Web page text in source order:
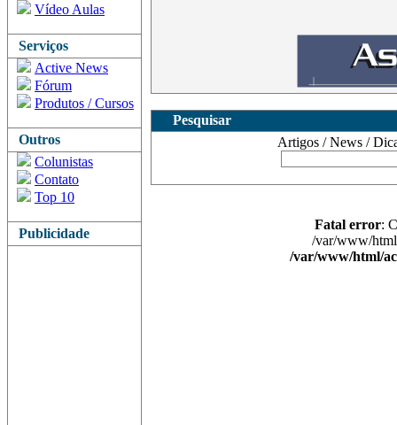
Vídeo Aulas
Serviços
Active News
Fórum
Produtos / Cursos
Outros
Colunistas
Contato
Top 10
Publicidade
Pesquisar
Artigos / News /
Fatal error:
/var/www/
/var/www/html/